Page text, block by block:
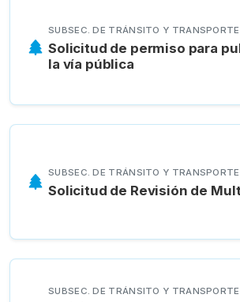
SUBSEC. DE TRÁNSITO Y TRANSPORTE
Solicitud de permiso para
la vía pública
SUBSEC. DE TRÁNSITO Y TRANSPORTE
Solicitud de Revisión de
SUBSEC. DE TRÁNSITO Y TRANSPORTE